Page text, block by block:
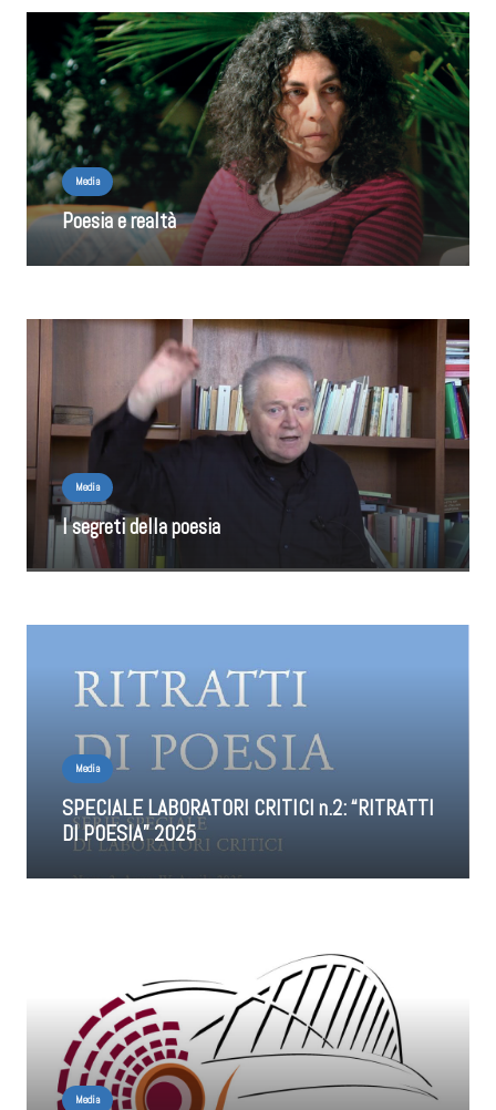
Media
Poesia e realtà
Media
I segreti della poesia
Media
SPECIALE LABORATORI CRITICI n.2: “RITRATTI
DI POESIA” 2025
Media